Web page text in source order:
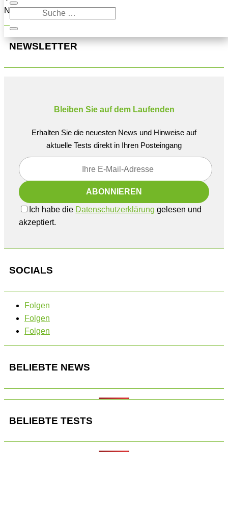
Navigation oben, um den Beitrag zu finden.
NEWSLETTER
Bleiben Sie auf dem Laufenden
Erhalten Sie die neuesten News und Hinweise auf
aktuelle Tests direkt in Ihren Posteingang
Ich habe die Datenschutzerklärung gelesen und
akzeptiert.
SOCIALS
Folgen
Folgen
Folgen
BELIEBTE NEWS
BELIEBTE TESTS